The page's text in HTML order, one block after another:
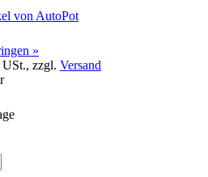
von AutoPot
»
zzgl. Versand